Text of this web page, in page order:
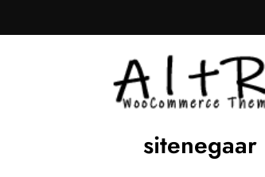
sitenegaar